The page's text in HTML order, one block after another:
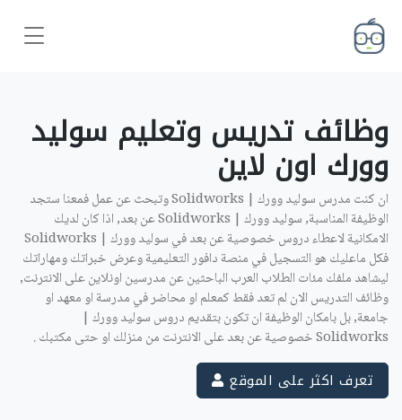
وظائف تدريس وتعليم سوليد
وورك اون لاين ‎
ان كنت مدرس سوليد وورك | Solidworks وتبحث عن عمل فمعنا ستجد
الوظيفة المناسبة, سوليد وورك | Solidworks عن بعد, اذا كان لديك
الامكانية لاعطاء دروس خصوصية عن بعد في سوليد وورك | Solidworks
فكل ماعليك هو التسجيل في منصة دافور التعليمية وعرض خبراتك ومهاراتك
ليشاهد ملفك مئات الطلاب العرب الباحثين عن مدرسين اونلاين على الانترنت,
وظائف التدريس الان لم تعد فقط كمعلم او محاضر في مدرسة او معهد او
جامعة, بل بامكان الوظيفة ان تكون بتقديم دروس سوليد وورك |
Solidworks خصوصية عن بعد على الانترنت من منزلك او حتى مكتبك .
تعرف اكثر على الموقع